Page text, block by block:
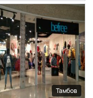
Тамбов